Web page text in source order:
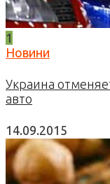
1
Новини
Украина
авто
14.09.2015